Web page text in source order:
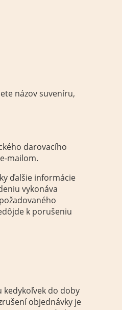
názov suveníru,
darovacího
mailom.
ďalšie informácie
vykonáva
k porušeniu
do doby
objednávky je